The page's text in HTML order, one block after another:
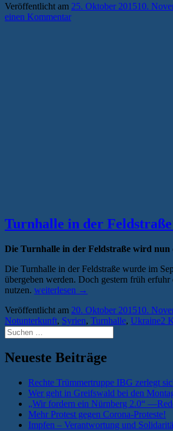
Veröffentlicht am 25. Oktober 201510.
einen Kommentar
Turnhalle in der
Die Turnhalle in der Feldstraße wird
Die Turnhalle in der Feldstraße wurde im
übergeben werden. Doch gestern früh
nutzen. „Turnhalle
der
Feldstraße
für
Flüchtlinge“
weiterlesen →
Veröffentlicht am 20. Oktober 201510.
Notunterkunft, Syrien, Turnhalle, Ukraine2
Suchen
nach:
Neueste Beiträge
Rechte Trümmertruppe IBG zerlegt
Wer geht in Greifswald bei den
„Wir fordern ein Nürnberg 2.0“
Mehr Protest gegen Corona-Proteste!
Impfen – Verantwortung und